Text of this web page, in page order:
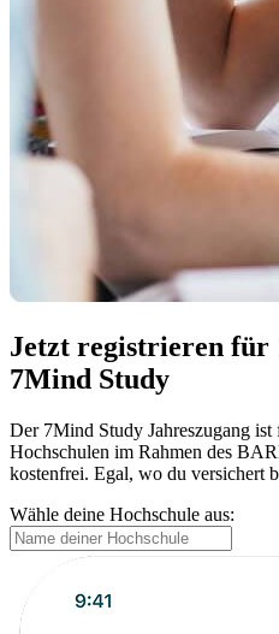
Jetzt registrieren für
7Mind Study
Der 7Mind Study Jahreszugang ist
Hochschulen im Rahmen des
kostenfrei. Egal, wo du versichert
Wähle deine Hochschule aus: